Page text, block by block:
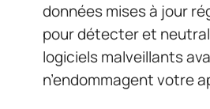
données mises à jour
pour détecter et
logiciels malveillants
n’endommagent votre